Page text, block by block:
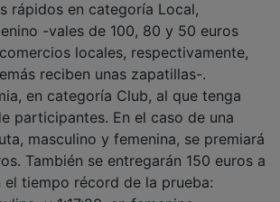
-vales de 100, 80 y 50 euros
locales, respectivamente,
reciben unas zapatillas-.
en categoría Club, al que tenga
participantes. En el caso de una
masculino y femenina, se premiará
También se entregarán 150 euros a
el tiempo récord de la prueba:
y 1:17:20, en femenino.